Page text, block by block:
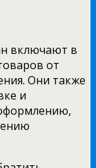
включают в
от
Они также
и